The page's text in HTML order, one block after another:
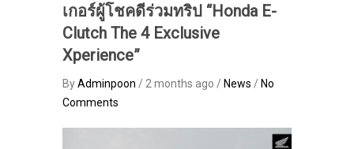
เกอร์ผู้โชคดีร่วมทริป “Honda E-
Clutch The 4 Exclusive
Xperience”
ByAdminpoon / 2 months ago / News / No
Comments